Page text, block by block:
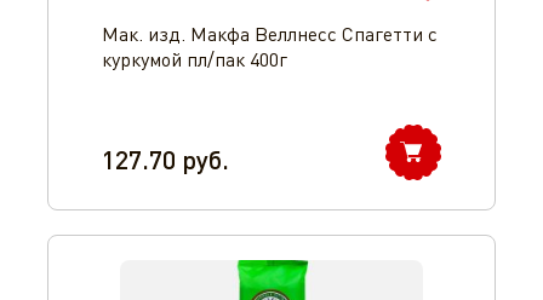
Мак. изд. Макфа Веллнесс Спагетти с
куркумой пл/пак 400г
127.70 руб.